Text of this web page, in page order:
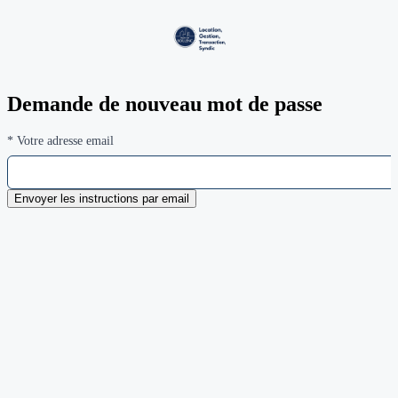
Demande de nouveau mot de passe
* Votre adresse email
Envoyer les instructions par email